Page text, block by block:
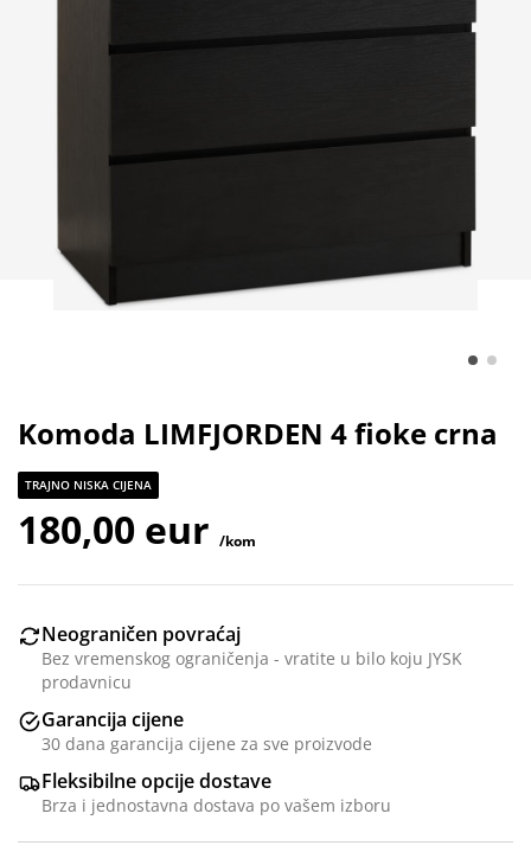
Komoda LIMFJORDEN 4 fioke crna
TRAJNO NISKA CIJENA
180,00 eur /kom
Neograničen povraćaj
Bez vremenskog ograničenja - vratite u bilo koju JYSK
prodavnicu
Garancija cijene
30 dana garancija cijene za sve proizvode
Fleksibilne opcije dostave
Brza i jednostavna dostava po vašem izboru